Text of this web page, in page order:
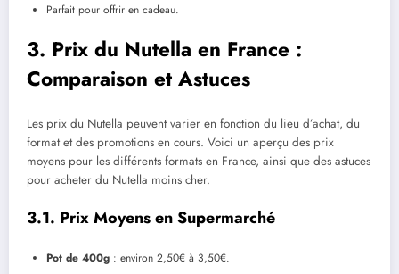
Parfait pour offrir en cadeau.
3. Prix du Nutella en France :
Comparaison et Astuces
Les prix du Nutella peuvent varier en fonction du lieu d’achat, du
format et des promotions en cours. Voici un aperçu des prix
moyens pour les différents formats en France, ainsi que des astuces
pour acheter du Nutella moins cher.
3.1. Prix Moyens en Supermarché
Pot de 400g : environ 2,50€ à 3,50€.